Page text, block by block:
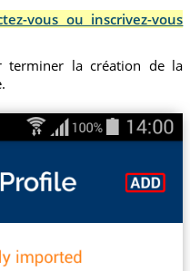
vous ou inscrivez-vous
terminer la création de la